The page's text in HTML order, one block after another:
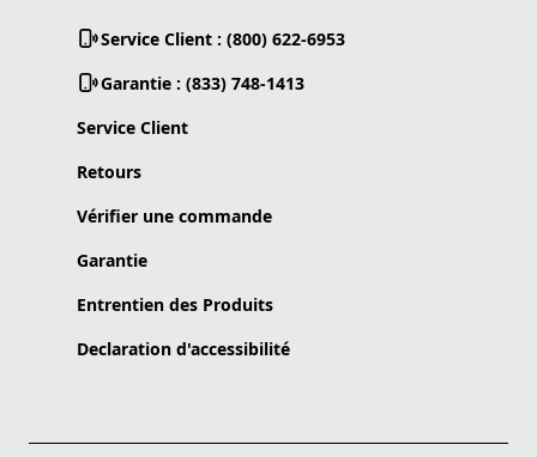
Service Client : (800) 622-6953
Garantie : (833) 748-1413
Service Client
Retours
Vérifier une commande
Garantie
Entrentien des Produits
Declaration d'accessibilité